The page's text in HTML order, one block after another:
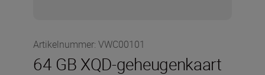
Artikelnummer: VWC00101
64 GB XQD-geheugenkaart